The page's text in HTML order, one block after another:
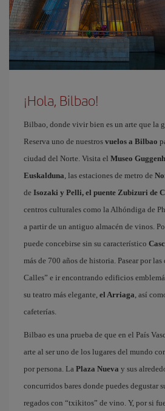
¡Hola, Bilbao!
Bilbao, donde vivir bien es un arte que la
Reserva uno de nuestros vuelos a Bilbao
ciudad del Norte. Visita el Museo
Euskalduna, las estaciones de metro de
de Isozaki y Pelli, el puente Zubizuri de
centros culturales como la Alhóndiga de
a partir de un antiguo almacén de vinos.
puede concebirse sin su característico
más de 700 años de historia. Pasear por
Calles” e ir encontrando edificios
su teatro más elegante, el Arriaga, así
cafeterías.
Bilbao es una prueba de que en el País
arte al ser uno de los lugares del mundo
por persona. La Plaza Nueva y sus
concurridos bares donde puedes degustar
regados con “txikitos” de vino. Y, por si